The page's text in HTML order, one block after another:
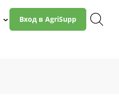
› Вход в AgriSupp